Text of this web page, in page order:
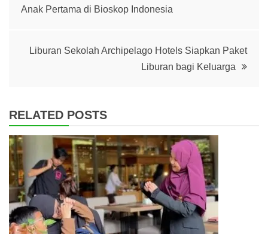
Anak Pertama di Bioskop Indonesia
Liburan Sekolah Archipelago Hotels Siapkan Paket
Liburan bagi Keluarga
RELATED POSTS